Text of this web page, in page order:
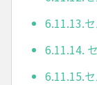
6.11.13.
6.11.14.
6.11.15.